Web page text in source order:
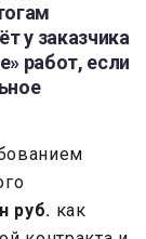
у заказчика
работ, если
руб. как